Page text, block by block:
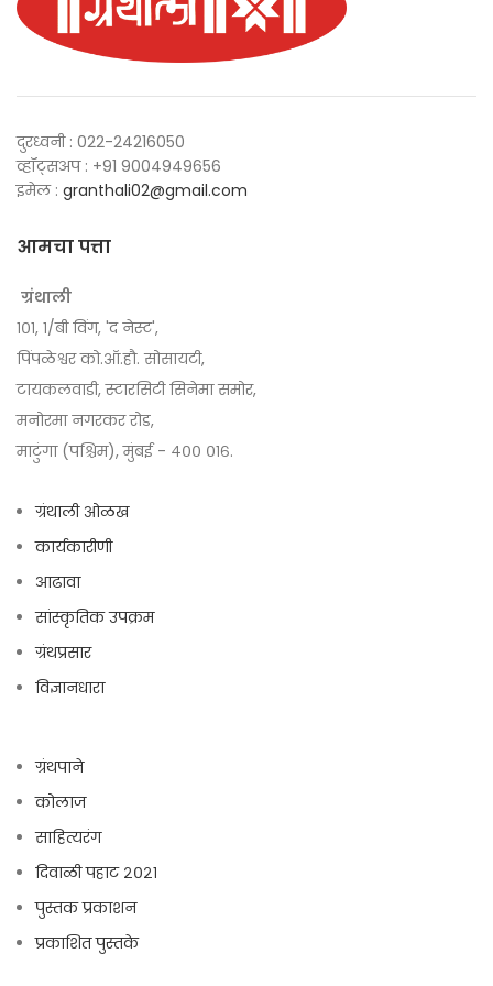
दुरध्वनी : 022-24216050
व्हॉट्सअप : +91 9004949656
इमेल : granthali02@gmail.com
आमचा पत्ता
ग्रंथाली
१०१, १/बी विंग, 'द नेस्ट',
पिंपळेश्वर को.ऑ.हौ. सोसायटी,
टायकलवाडी, स्टारसिटी सिनेमा समोर,
मनोरमा नगरकर रोड,
माटुंगा (पश्चिम), मुंबई - ४०० ०१६.
ग्रंथाली ओळख
कार्यकारीणी
आढावा
सांस्कृतिक उपक्रम
ग्रंथप्रसार
विज्ञानधारा
ग्रंथपाने
कोलाज
साहित्यरंग
दिवाळी पहाट २०२१
पुस्तक प्रकाशन
प्रकाशित पुस्तके